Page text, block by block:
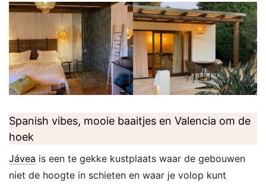
Spanish vibes, mooie baaitjes en Valencia om de
hoek
Jávea is een te gekke kustplaats waar de gebouwen
niet de hoogte in schieten en waar je volop kunt